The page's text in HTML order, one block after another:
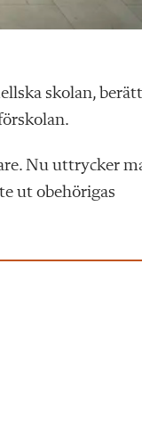
skolan,
Nu uttrycker
ut obehörigas